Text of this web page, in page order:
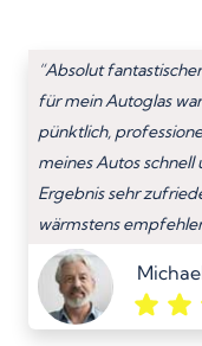
“Absolut
für mein Autoglas
pünktlich,
meines Autos
Ergebnis sehr
wärmstens